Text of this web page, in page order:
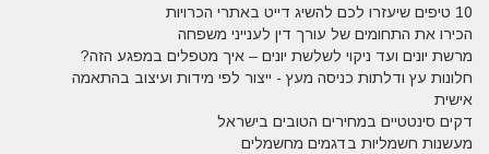
10 טיפים שיעזרו לכם להשיג דייט באתרי הכרויות
הכירו את התחומים של עורך דין לענייני משפחה
מרשת יונים ועד ניקוי לשלשת יונים – איך מטפלים במפגע הזה?
חלונות עץ ודלתות כניסה מעץ - ייצור לפי מידות ועיצוב בהתאמה
אישית
דקים סינטטיים במחירים הטובים בישראל
מעשנות חשמליות בדגמים מחשמלים